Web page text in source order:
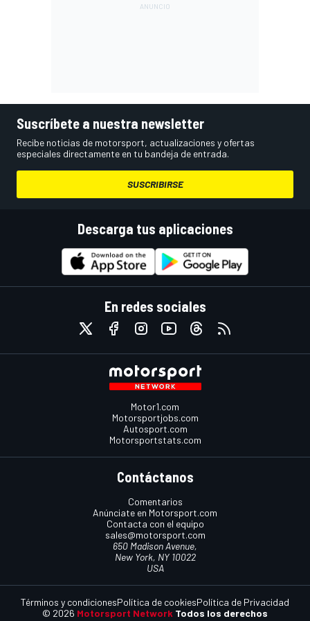
Suscríbete a nuestra newsletter
Recibe noticias de motorsport, actualizaciones y ofertas
especiales directamente en tu bandeja de entrada.
SUSCRIBIRSE
Descarga tus aplicaciones
En redes sociales
Motor1.com
Motorsportjobs.com
Autosport.com
Motorsportstats.com
Contáctanos
Comentarios
Anúnciate en Motorsport.com
Contacta con el equipo
sales@motorsport.com
650 Madison Avenue,
New York, NY 10022
USA
© 2026 Motorsport Network Todos los derechos
Términos y condicionesPolítica de cookiesPolítica de Privacidad